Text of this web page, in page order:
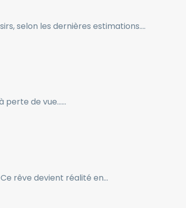
selon les dernières estimations….
perte de vue……
rêve devient réalité en…